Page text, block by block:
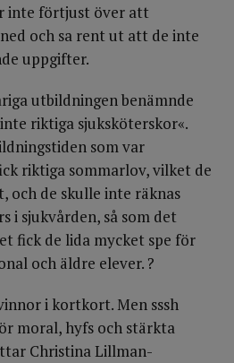
inte förtjust över att
och sa rent ut att de inte
uppgifter.
utbildningen benämnde
riktiga sjuksköterskor«.
som var
riktiga sommarlov, vilket de
och de skulle inte räknas
i sjukvården, så som det
fick de lida mycket spe för
och äldre elever. ?
i kortkort. Men sssh
moral, hyfs och stärkta
Christina Lillman-